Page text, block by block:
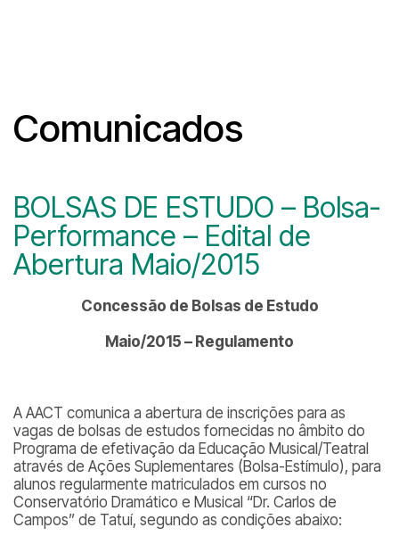
Comunicados
BOLSAS DE ESTUDO – Bolsa-
Performance – Edital de
Abertura Maio/2015
Concessão de Bolsas de Estudo
Maio/2015 – Regulamento
A AACT comunica a abertura de inscrições para as
vagas de bolsas de estudos fornecidas no âmbito do
Programa de efetivação da Educação Musical/Teatral
através de Ações Suplementares (Bolsa-Estímulo), para
alunos regularmente matriculados em cursos no
Conservatório Dramático e Musical “Dr. Carlos de
Campos” de Tatuí, segundo as condições abaixo: